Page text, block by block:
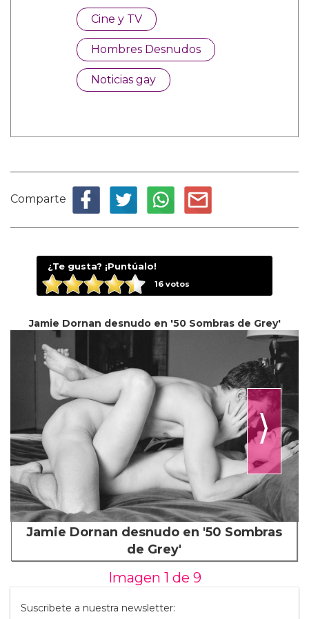
Cine y TV
Hombres Desnudos
Noticias gay
Comparte
¿Te gusta? ¡Puntúalo!
16votos
Jamie Dornan desnudo en '50 Sombras de Grey'
⟩
Jamie Dornan desnudo en '50 Sombras
de Grey'
Imagen 1 de 9
Suscribete a nuestra newsletter: